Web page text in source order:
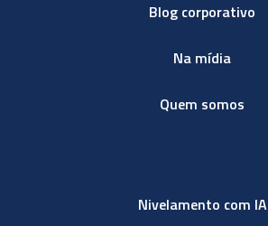
Blog corporativo
Na mídia
Quem somos
Nivelamento com IA